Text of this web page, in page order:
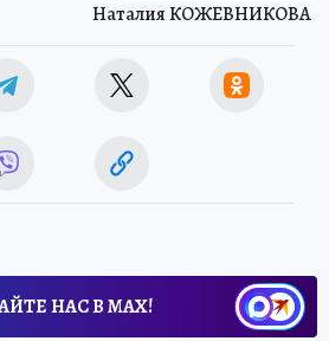
Наталия КОЖЕВНИКОВА
НАС В МАХ!